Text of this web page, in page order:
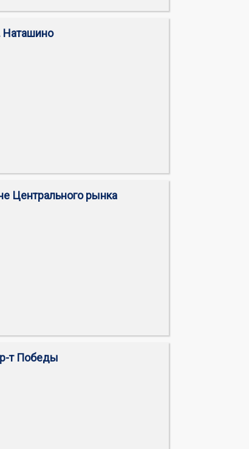
Наташино
Центрального рынка
т Победы